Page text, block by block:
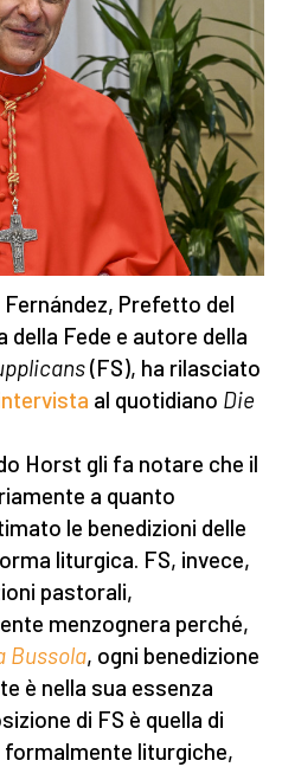
Prefetto del
Fede e autore della
(FS), ha rilasciato
al quotidiano Die
Horst gli fa notare che il
a quanto
le benedizioni delle
liturgica. FS, invece,
pastorali,
menzognera perché,
Bussola, ogni benedizione
è nella sua essenza
di FS è quella di
formalmente liturgiche,